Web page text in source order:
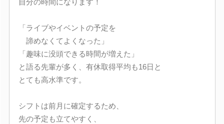
自分の時間になります！
「ライブやイベントの予定を
諦めなくてよくなった」
「趣味に没頭できる時間が増えた」
と語る先輩が多く、有休取得平均も16日と
とても高水準です。
シフトは前月に確定するため、
先の予定も立てやすく、